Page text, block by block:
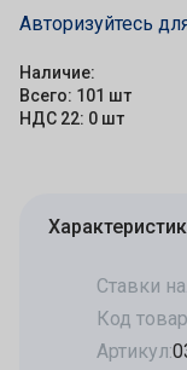
Авторизуйтесь
Наличие:
Всего: 101 шт
НДС 22: 0 шт
Ставки
Код
Артикул: